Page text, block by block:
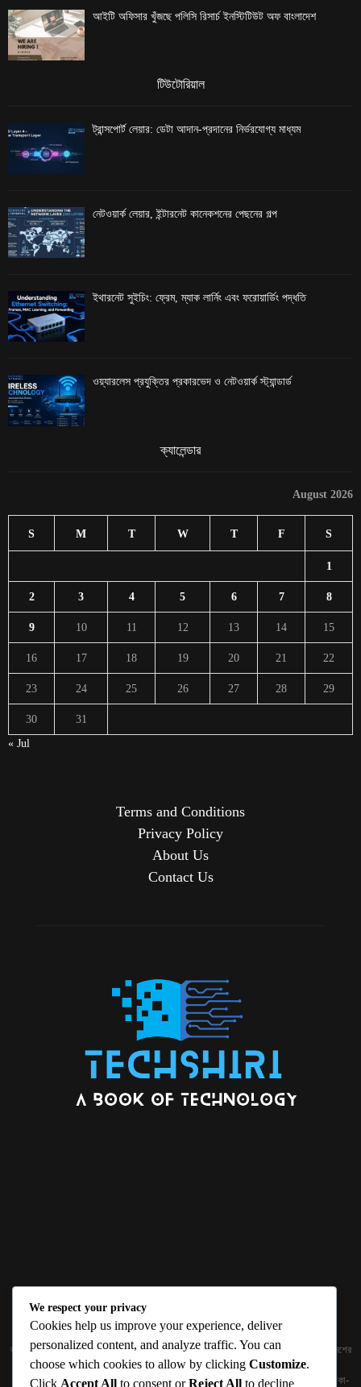
আইটি অফিসার খুঁজছে পলিসি রিসার্চ ইনস্টিটিউট অফ বাংলাদেশ
টিউটোরিয়াল
ট্রান্সপোর্ট লেয়ার: ডেটা আদান-প্রদানের নির্ভরযোগ্য মাধ্যম
নেটওয়ার্ক লেয়ার, ইন্টারনেট কানেকশনের পেছনের গল্প
ইথারনেট সুইচিং: ফ্রেম, ম্যাক লার্নিং এবং ফরোয়ার্ডিং পদ্ধতি
ওয়্যারলেস প্রযুক্তির প্রকারভেদ ও নেটওয়ার্ক স্ট্যান্ডার্ড
ক্যালেন্ডার
August 2026
S M T W T F S
1
2 3 4 5 6 7 8
9 10 11 12 13 14 15
16 17 18 19 20 21 22
23 24 25 26 27 28 29
30
31
« Jul
Terms and Conditions
Privacy Policy
About Us
Contact Us
ABOUT US
জ্ঞান বিজ্ঞানের উৎকর্ষ আমাদের প্রভাবিত করে। আলোকিত করে। সেই আলো কে ধারণ কর দেশ ও বিদেশের
তথ্যপ্রযুক্তির অতিসাম্প্রতিক খবরাখবর পাঠকের হাতের মুঠোয় দিতে চায় টেকসিঁড়ি ডট কম।
প্রকাশক ও নির্বাহী সম্পাদকঃ সামিউল হক সুমন ১৮৮/১ (২য় তলা), ইনার সার্কুলার রোড, আরামবাগ, ঢাকা-
We respect your privacy
Cookies help us improve your experience, deliver
personalized content, and analyze traffic. You can
choose which cookies to allow by clicking Customize.
Click Accept All to consent orReject All to decline